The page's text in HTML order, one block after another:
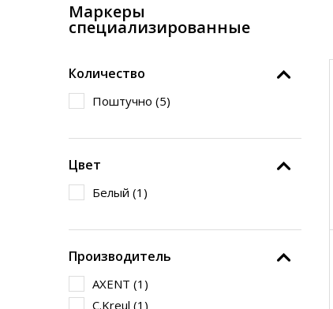
Маркеры
специализированные
Количество
Поштучно (5)
Цвет
Белый (1 )
Производитель
AXENT (1 )
C.Kreul (1 )